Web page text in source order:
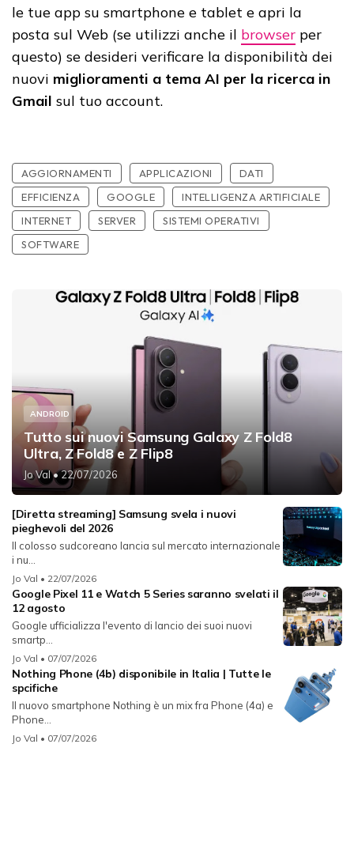
le tue app su smartphone e tablet e apri la
posta sul Web (se utilizzi anche il browser per
questo) se desideri verificare la disponibilità dei
nuovi miglioramenti a tema AI per la ricerca in
Gmail sul tuo account.
AGGIORNAMENTI APPLICAZIONI
DATI
EFFICIENZA
GOOGLE
INTELLIGENZA ARTIFICIALE
INTERNET
SERVER
SISTEMI OPERATIVI
SOFTWARE
ANDROID
Tutto sui nuovi Samsung Galaxy Z Fold8
Ultra, Z Fold8 e Z Flip8
Jo Val• 22/07/2026
[Diretta streaming] Samsung svela i nuovi
pieghevoli del 2026
Il colosso sudcoreano lancia sul mercato internazionale
i nu...
Jo Val • 22/07/2026
Google Pixel 11 e Watch 5 Series saranno svelati il
12 agosto
Google ufficializza l'evento di lancio dei suoi nuovi
smartp...
Jo Val • 07/07/2026
Nothing Phone (4b) disponibile in Italia | Tutte le
spcifiche
Il nuovo smartphone Nothing è un mix fra Phone (4a) e
Phone...
Jo Val • 07/07/2026